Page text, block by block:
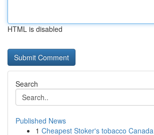
HTML is disabled
Search
Published News
1 Cheapest Stoker's tobacco Canada